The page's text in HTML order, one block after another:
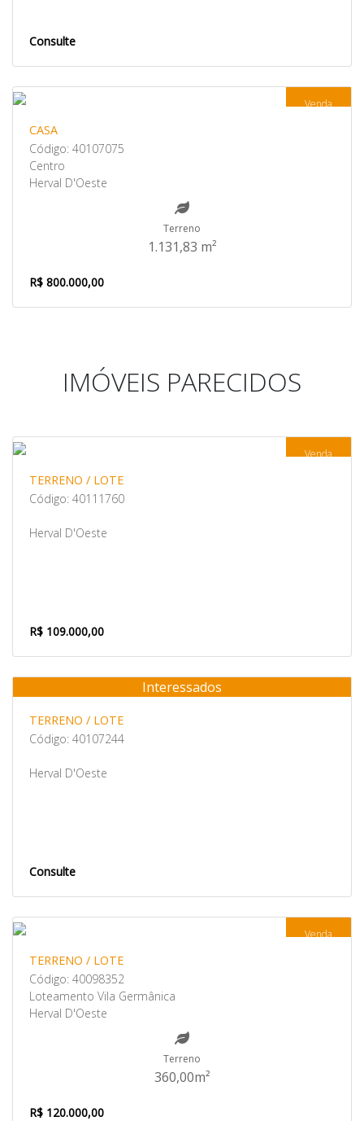
Consulte
Venda
CASA
Código: 40107075
Centro
Herval D'Oeste
Terreno
1.131,83 m²
R$ 800.000,00
IMÓVEIS PARECIDOS
Venda
TERRENO / LOTE
Código: 40111760
Herval D'Oeste
R$ 109.000,00
Venda
Interessados
TERRENO / LOTE
Código: 40107244
Herval D'Oeste
Consulte
Venda
TERRENO / LOTE
Código: 40098352
Loteamento Vila Germânica
Herval D'Oeste
Terreno
360,00m²
R$ 120.000,00